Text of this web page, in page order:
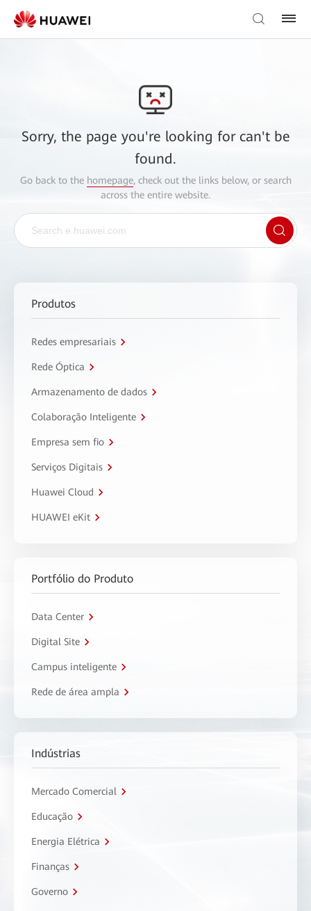
Sorry, the page you're looking for can't be
found.
Go back to the homepage, check out the links below, or search
across the entire website.
Produtos
Redes empresariais
Rede Óptica
Armazenamento de dados
Colaboração Inteligente
Empresa sem fio
Serviços Digitais
Huawei Cloud
HUAWEI eKit
Portfólio do Produto
Data Center
Digital Site
Campus inteligente
Rede de área ampla
Indústrias
Mercado Comercial
Educação
Energia Elétrica
Finanças
Governo